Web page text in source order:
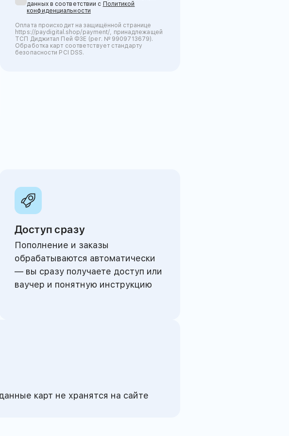
данных в соответствии с Политикой
конфиденциальности
Оплата происходит на защищённой странице
https://paydigital.shop/payment/, принадлежащей
ТСП Диджитал Пей ФЗЕ (рег. № 9909713679).
Обработка карт соответствует стандарту
безопасности PCI DSS.
Доступ сразу
Пополнение и заказы
обрабатываются автоматически
— вы сразу получаете доступ или
ваучер и понятную инструкцию
карт не хранятся на сайте